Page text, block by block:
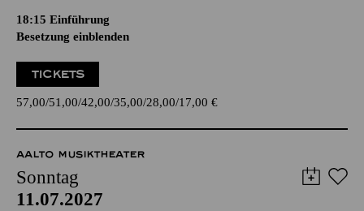
18:15 Einführung
Besetzung einblenden
TICKETS
57,00 51,00 42,00 35,00 28,00 17,00 €
AALTO MUSIKTHEATER
Sonntag
11.07.2027